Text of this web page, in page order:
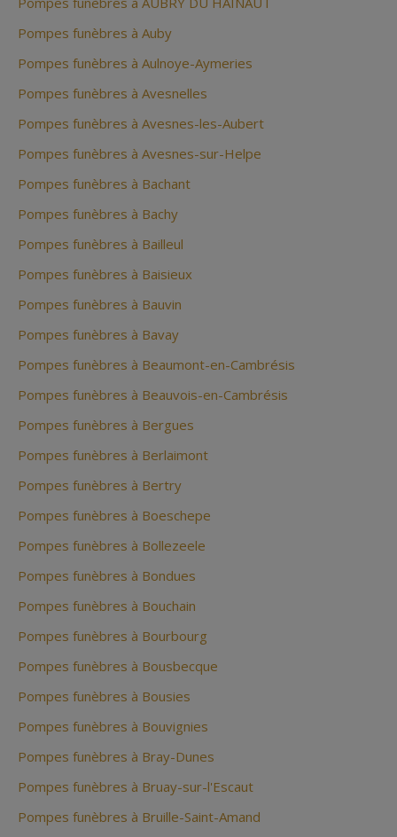
Pompes funèbres à Auby
Pompes funèbres à Aulnoye-Aymeries
Pompes funèbres à Avesnelles
Pompes funèbres à Avesnes-les-Aubert
Pompes funèbres à Avesnes-sur-Helpe
Pompes funèbres à Bachant
Pompes funèbres à Bachy
Pompes funèbres à Bailleul
Pompes funèbres à Baisieux
Pompes funèbres à Bauvin
Pompes funèbres à Bavay
Pompes funèbres à Beaumont-en-Cambrésis
Pompes funèbres à Beauvois-en-Cambrésis
Pompes funèbres à Bergues
Pompes funèbres à Berlaimont
Pompes funèbres à Bertry
Pompes funèbres à Boeschepe
Pompes funèbres à Bollezeele
Pompes funèbres à Bondues
Pompes funèbres à Bouchain
Pompes funèbres à Bourbourg
Pompes funèbres à Bousbecque
Pompes funèbres à Bousies
Pompes funèbres à Bouvignies
Pompes funèbres à Bray-Dunes
Pompes funèbres à Bruay-sur-l'Escaut
Pompes funèbres à Bruille-Saint-Amand